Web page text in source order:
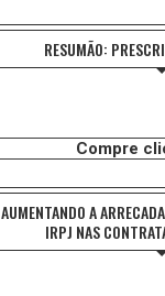
RESUMÃO:
Compre
AUMENTANDO A
IRPJ NAS